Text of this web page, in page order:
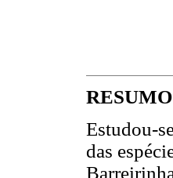
RESUMO
Estudou-
das